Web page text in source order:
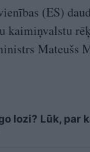
(ES)
kaimiņvalstu
Mateušs
lozi? Lūk, par